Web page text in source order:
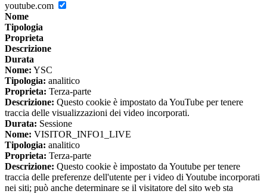
youtube.com
Nome
Tipologia
Proprieta
Descrizione
Durata
Nome: YSC
Tipologia: analitico
Proprieta: Terza-parte
Descrizione: Questo cookie è impostato da YouTube per tenere
traccia delle visualizzazioni dei video incorporati.
Durata: Sessione
Nome: VISITOR_INFO1_LIVE
Tipologia: analitico
Proprieta: Terza-parte
Descrizione: Questo cookie è impostato da Youtube per tenere
traccia delle preferenze dell'utente per i video di Youtube incorporati
nei siti; può anche determinare se il visitatore del sito web sta